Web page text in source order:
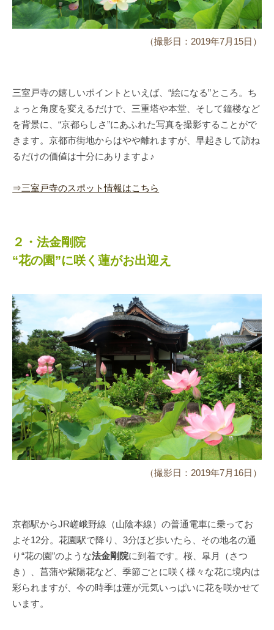
（撮影日：2019年7月15日）
三室戸寺の嬉しいポイントといえば、“絵になる”ところ。ち
ょっと角度を変えるだけで、三重塔や本堂、そして鐘楼など
を背景に、“京都らしさ”にあふれた写真を撮影することがで
きます。京都市街地からはやや離れますが、早起きして訪ね
るだけの価値は十分にありますよ♪
⇒三室戸寺のスポット情報はこちら
２・法金剛院
“花の園”に咲く蓮がお出迎え
（撮影日：2019年7月16日）
京都駅からJR嵯峨野線（山陰本線）の普通電車に乗ってお
よそ12分。花園駅で降り、3分ほど歩いたら、その地名の通
り“花の園”のような法金剛院に到着です。桜、皐月（さつ
き）、菖蒲や紫陽花など、季節ごとに咲く様々な花に境内は
彩られますが、今の時季は蓮が元気いっぱいに花を咲かせて
います。